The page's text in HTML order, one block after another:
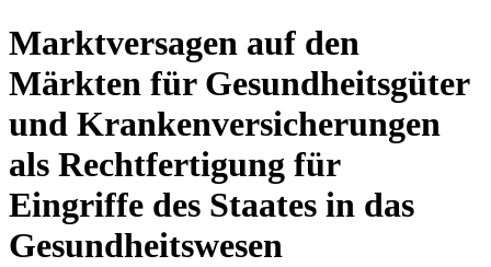
Marktversagen auf den
Märkten für Gesundheitsgüter
und Krankenversicherungen
als Rechtfertigung für
Eingriffe des Staates in das
Gesundheitswesen